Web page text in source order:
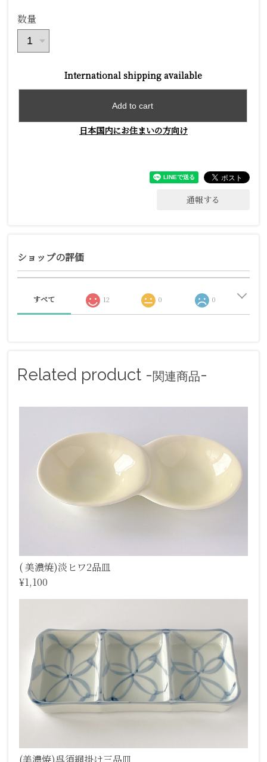
数量
International shipping available
Add to cart
日本国内にお住まいの方向け
通報する
ショップの評価
すべて 12 0 0
Related product -関連商品-
( 美濃焼)淡ヒワ2品皿
¥1,100